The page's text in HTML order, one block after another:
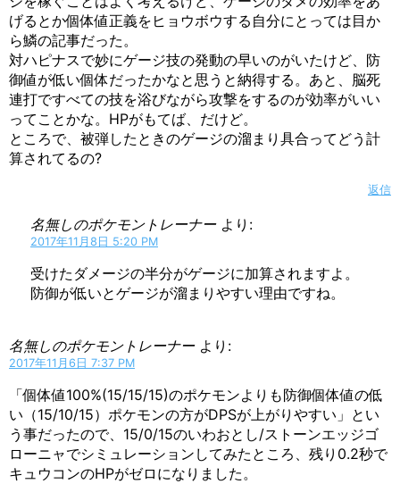
げるとか個体値正義をヒョウボウする自分にとっては目か
ら鱗の記事だった。
対ハピナスで妙にゲージ技の発動の早いのがいたけど、防
御値が低い個体だったかなと思うと納得する。あと、脳死
連打ですべての技を浴びながら攻撃をするのが効率がいい
ってことかな。HPがもてば、だけど。
ところで、被弾したときのゲージの溜まり具合ってどう計
算されてるの?
返信
名無しのポケモントレーナー より:
2017年11月8日 5:20 PM
受けたダメージの半分がゲージに加算されますよ。
防御が低いとゲージが溜まりやすい理由ですね。
名無しのポケモントレーナー より:
2017年11月6日 7:37 PM
「個体値100%(15/15/15)のポケモンよりも防御個体値の低
い（15/10/15）ポケモンの方がDPSが上がりやすい」とい
う事だったので、15/0/15のいわおとし/ストーンエッジゴ
ローニャでシミュレーションしてみたところ、残り0.2秒で
キュウコンのHPがゼロになりました。